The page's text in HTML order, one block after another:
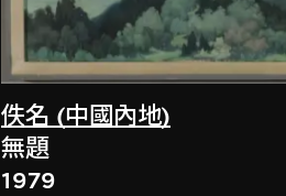
佚名 (中國內地)
無題
1979